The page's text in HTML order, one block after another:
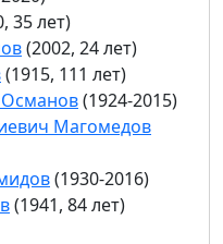
35 лет)
(2002, 24 лет)
(1915, 111 лет)
(1924-2015)
Магомедов
(1930-2016)
(1941, 84 лет)